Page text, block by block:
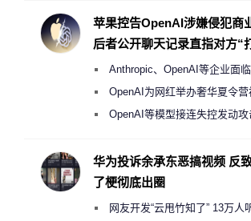
度
苹果控告OpenAI涉嫌侵犯商
后者公开聊天记录直指对方“
Anthropic、OpenAI等企业面
《人工智能法案》全新执法权限
OpenAI为网红举办奢华夏令营
2000美元一晚 遭讽“反乌托邦”
OpenAI等模型接连失控发动
华为投诉余承东恶搞视频 反
了梗彻底出圈
网友开发“云甩竹知了” 13万人